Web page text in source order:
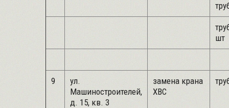
шт
9
ул.
Машиностроителей,
д. 15, кв. 3
замена крана
ХВС